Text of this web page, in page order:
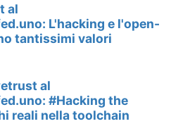
al
L'hacking e l'open-
tantissimi valori
al
#Hacking the
reali nella toolchain